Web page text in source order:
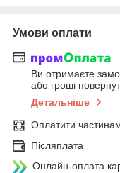
Умови оплати
Ви отримаєте
або гроші
Детальніше
Оплатити
Післяплата
Онлайн-оплата